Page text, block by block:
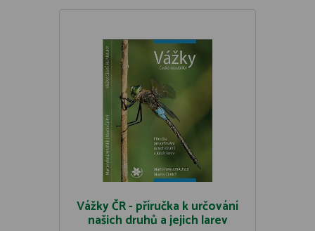
Vážky ČR - příručka k určování
našich druhů a jejich larev